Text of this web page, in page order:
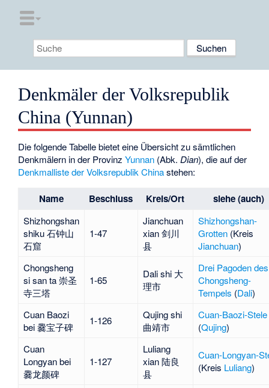
Denkmäler der Volksrepublik
China (Yunnan)
Die folgende Tabelle bietet eine Übersicht zu sämtlichen
Denkmälern in der ProvinzYunnan (Abk.Dian), die auf der
Denkmalliste der Volksrepublik Chinastehen:
Name Beschluss Kreis/Ort siehe (auch)
Shizhongshan
shiku 石钟山
石窟
1-47
Jianchuan
xian 剑川
县
Shizhongshan-
Grotten(Kreis
Jianchuan)
Chongsheng
si san ta 崇圣
寺三塔
1-65
Dali shi 大
理市
Drei Pagoden des
Chongsheng-
Tempels (Dali)
Cuan Baozi
bei 爨宝子碑
1-126
Qujing shi
曲靖市
Cuan-Baozi-Stele
(Qujing)
Cuan
Longyan bei
爨龙颜碑
1-127
Luliang
xian 陆良
县
Cuan-Longyan-
(Kreis Luliang)